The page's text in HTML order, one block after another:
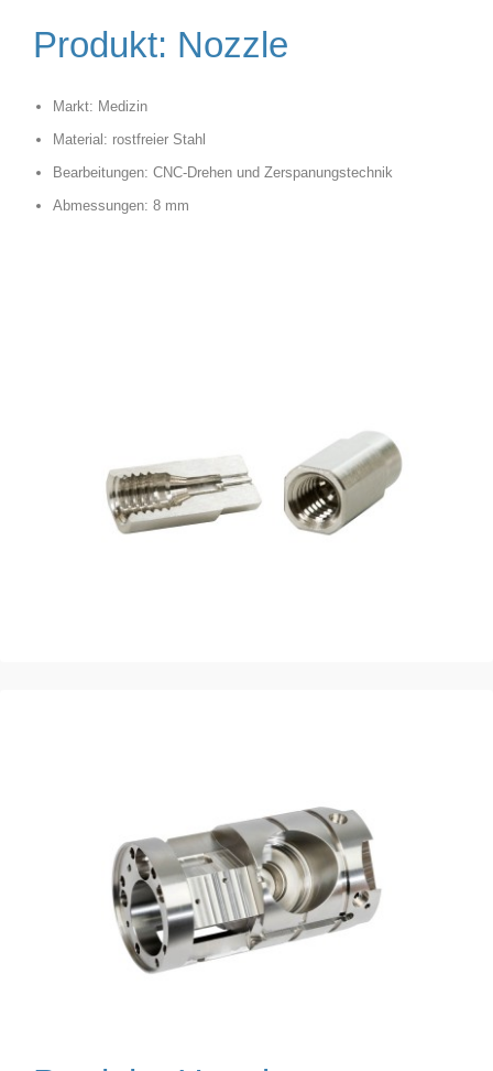
Produkt: Nozzle
Markt: Medizin
Material: rostfreier Stahl
Bearbeitungen: CNC-Drehen und Zerspanungstechnik
Abmessungen: 8 mm